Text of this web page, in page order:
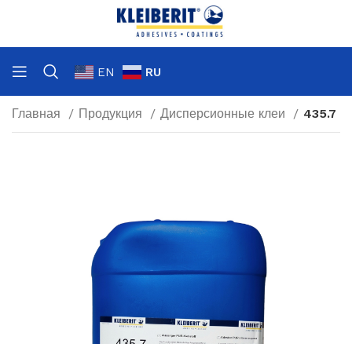
EN RU
Главная Продукция Дисперсионные клеи 435.7